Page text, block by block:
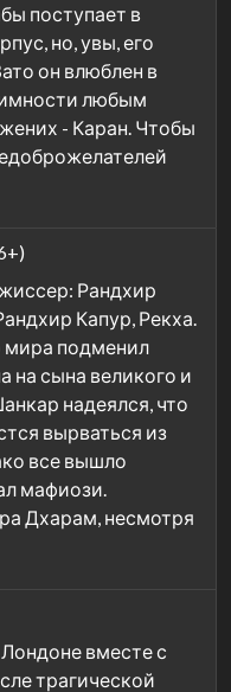
поступает в
но, увы, его
он влюблен в
любым
- Каран. Чтобы
Рандхир
Капур, Рекха.
мира подменил
на сына великого и
надеялся, что
вырваться из
все вышло
мафиози.
Дхарам, несмотря
вместе с
трагической